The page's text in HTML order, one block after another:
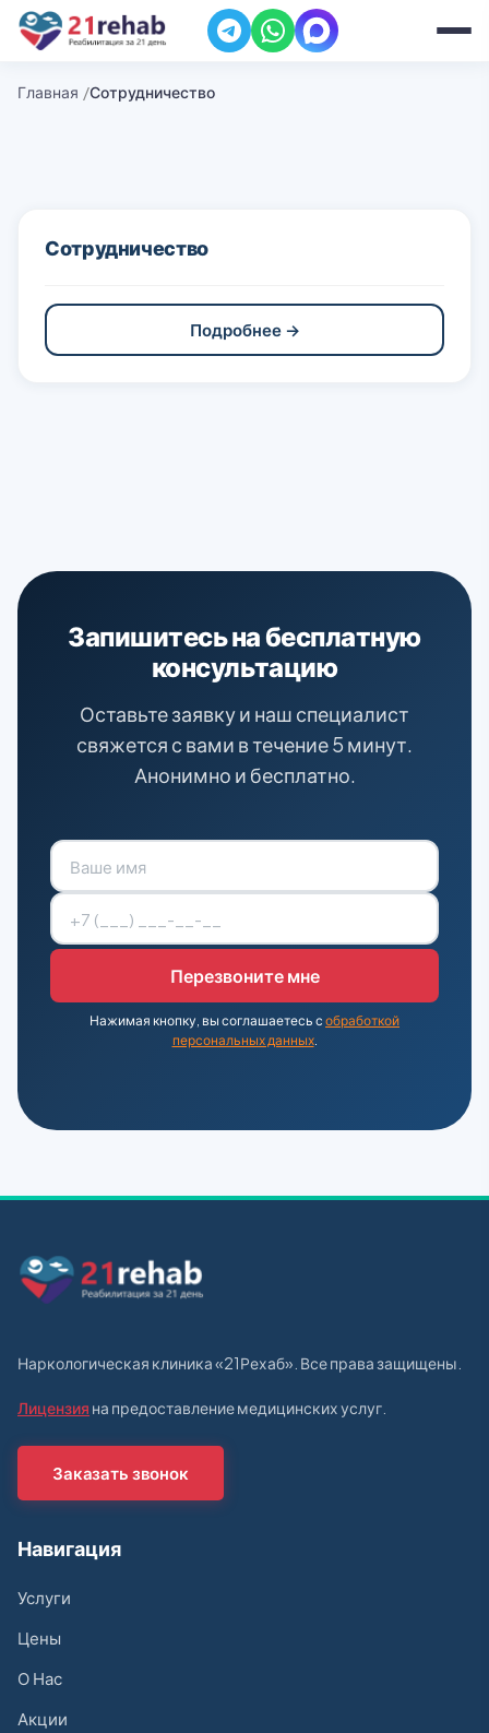
Главная Сотрудничество
Сотрудничество
Подробнее →
Запишитесь на бесплатную
консультацию
Оставьте заявку и наш специалист
свяжется с вами в течение 5 минут.
Анонимно и бесплатно.
Нажимая кнопку, вы соглашаетесь с обработкой
персональных данных.
Наркологическая клиника «21Рехаб». Все права защищены.
Лицензия на предоставление медицинских услуг.
Заказать звонок
Навигация
Услуги
Цены
О Нас
Акции